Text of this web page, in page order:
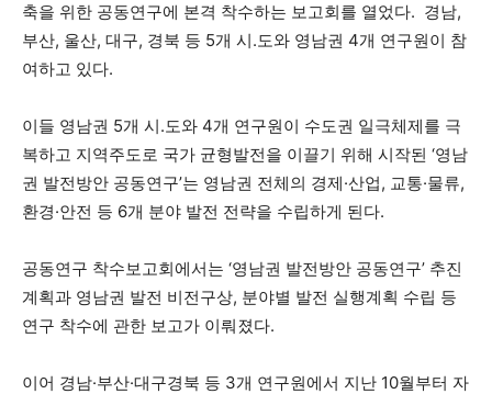
축을 위한 공동연구에 본격 착수하는 보고회를 열었다. 경남,
부산, 울산, 대구, 경북 등 5개 시.도와 영남권 4개 연구원이 참
여하고 있다.
이들 영남권 5개 시.도와 4개 연구원이 수도권 일극체제를 극
복하고 지역주도로 국가 균형발전을 이끌기 위해 시작된 ‘영남
권 발전방안 공동연구’는 영남권 전체의 경제·산업, 교통·물류,
환경·안전 등 6개 분야 발전 전략을 수립하게 된다.
공동연구 착수보고회에서는 ‘영남권 발전방안 공동연구’ 추진
계획과 영남권 발전 비전구상, 분야별 발전 실행계획 수립 등
연구 착수에 관한 보고가 이뤄졌다.
이어 경남·부산·대구경북 등 3개 연구원에서 지난 10월부터 자